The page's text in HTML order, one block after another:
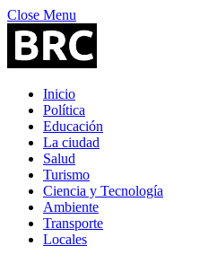
Close Menu
Inicio
Política
Educación
La ciudad
Salud
Turismo
Ciencia y Tecnología
Ambiente
Transporte
Locales